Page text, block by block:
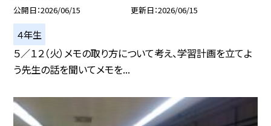
公開日 2026/06/15 更新日 2026/06/15
４年生
５／１２（火）メモの取り方について考え、学習計画を立てよ
う先生の話を聞いてメモを...